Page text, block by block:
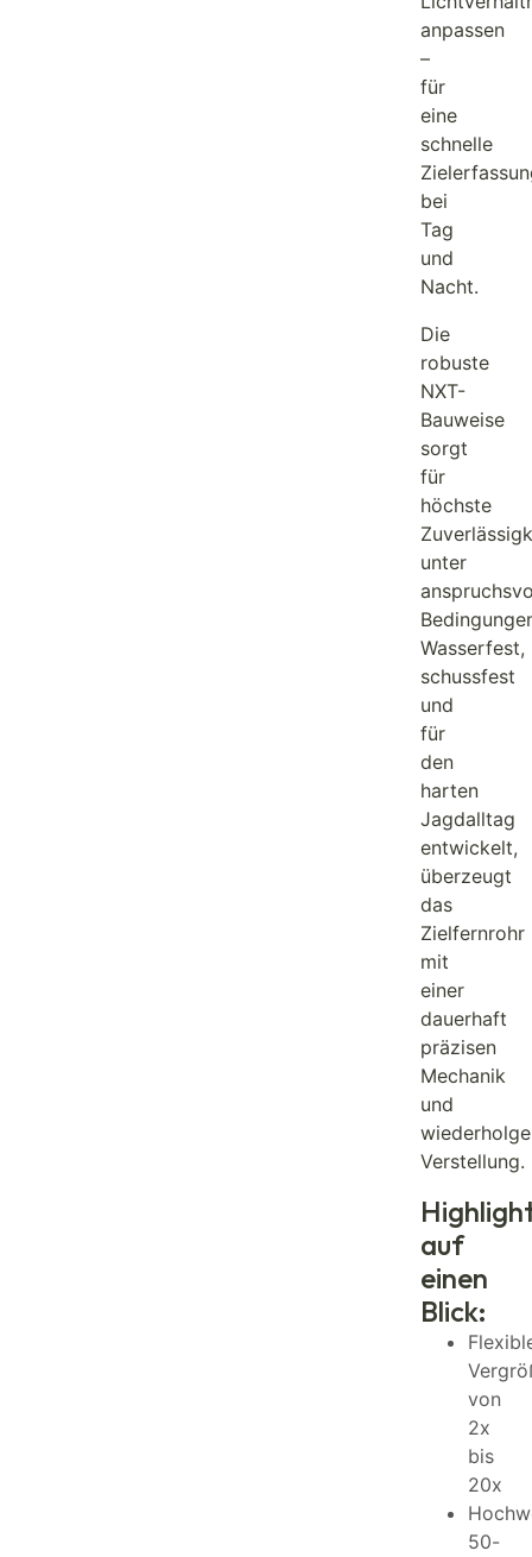
anpassen
–
für
eine
schnelle
bei
Tag
und
Nacht.
Die
robuste
NXT-
Bauweise
sorgt
für
höchste
unter
Wasserfest,
schussfest
und
für
den
harten
Jagdalltag
entwickelt,
überzeugt
das
Zielfernrohr
mit
einer
dauerhaft
präzisen
Mechanik
und
Verstellung.
auf
einen
Blick:
von
2x
bis
20x
50-